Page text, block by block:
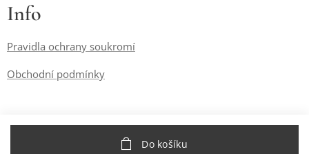
Do košíku
Info
Pravidla ochrany soukromí
Obchodní podmínky